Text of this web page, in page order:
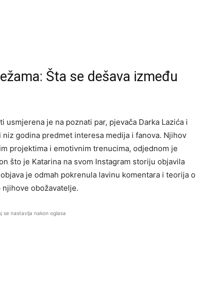
Šta se dešava između
je na poznati par, pjevača Darka Lazića i
godina predmet interesa medija i fanova. Njihov
projektima i emotivnim trenucima, odjednom je
što je Katarina na svom Instagram storiju objavila
je odmah pokrenula lavinu komentara i teorija o
obožavatelje.
se nastavlja nakon oglasa